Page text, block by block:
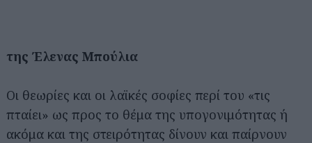
της Έλενας Μπούλια
Οι θεωρίες και οι λαϊκές σοφίες περί του «τις
πταίει» ως προς το θέμα της υπογονιμότητας ή
ακόμα και της στειρότητας δίνουν και παίρνουν